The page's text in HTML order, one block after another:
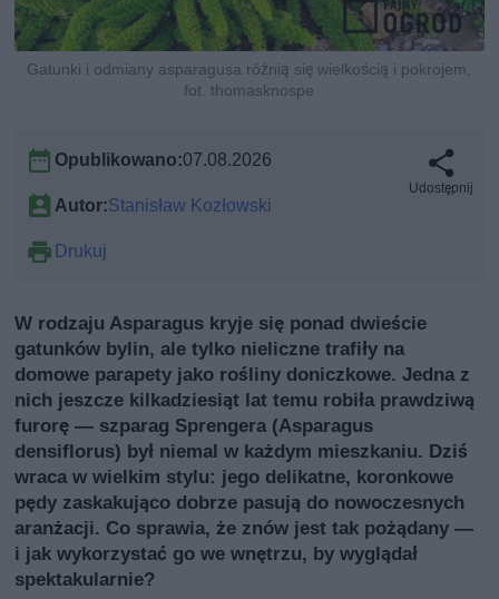
Gatunki i odmiany asparagusa różnią się wielkością i pokrojem,
fot. thomasknospe
Opublikowano:07.08.2026
Autor:Stanisław Kozłowski
Drukuj
Udostępnij
W rodzaju Asparagus kryje się ponad dwieście
gatunków bylin, ale tylko nieliczne trafiły na
domowe parapety jako rośliny doniczkowe. Jedna z
nich jeszcze kilkadziesiąt lat temu robiła prawdziwą
furorę — szparag Sprengera (Asparagus
densiflorus) był niemal w każdym mieszkaniu. Dziś
wraca w wielkim stylu: jego delikatne, koronkowe
pędy zaskakująco dobrze pasują do nowoczesnych
aranżacji. Co sprawia, że znów jest tak pożądany —
i jak wykorzystać go we wnętrzu, by wyglądał
spektakularnie?